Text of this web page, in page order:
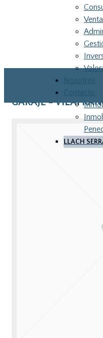
Guia para tu
Nosotros
Contacto
LLACH
GARAJE -